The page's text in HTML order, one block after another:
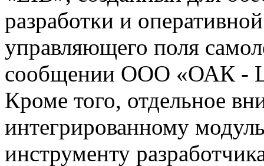
разработки и
управляющего поля
сообщении ООО «ОАК -
Кроме того, отдельное
интегрированному
инструменту